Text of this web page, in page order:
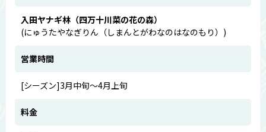
入田ヤナギ林（四万十川菜の花の森）
(にゅうたやなぎりん（しまんとがわなのはなのもり）)
営業時間
[シーズン]3月中旬～4月上旬
料金